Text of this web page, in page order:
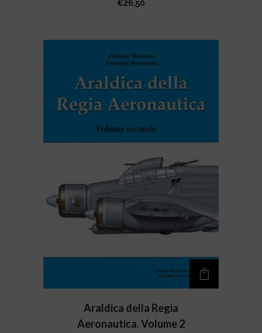
€26,50
Araldica della Regia
Aeronautica. Volume 2